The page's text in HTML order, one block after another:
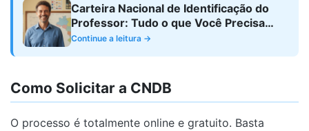
Carteira Nacional de Identificação do
Professor: Tudo o que Você Precisa
Saber
Continue a leitura →
Como Solicitar a CNDB
O processo é totalmente online e gratuito. Basta